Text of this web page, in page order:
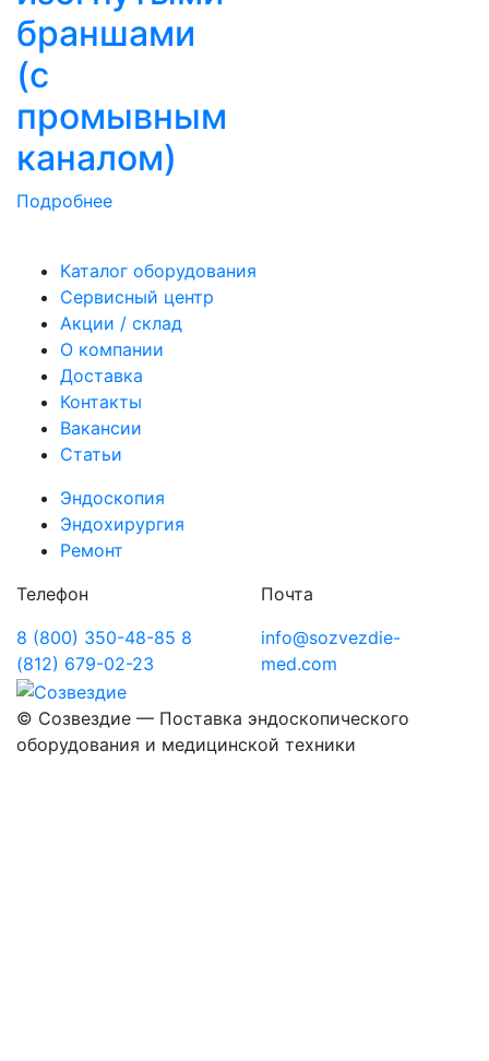
браншами
(с
промывным
каналом)
Подробнее
Каталог оборудования
Сервисный центр
Акции / склад
О компании
Доставка
Контакты
Вакансии
Статьи
Эндоскопия
Эндохирургия
Ремонт
Телефон
8 (800) 350-48-85 8
(812) 679-02-23
Почта
info@sozvezdie-
med.com
© Созвездие — Поставка эндоскопического
оборудования и медицинской техники